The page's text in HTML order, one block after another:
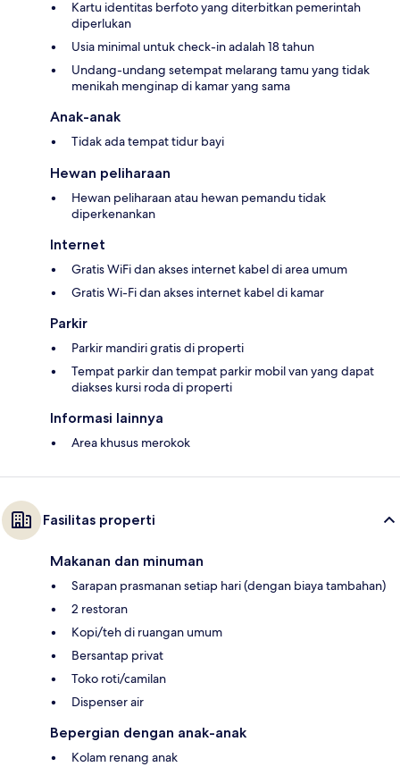
Kartu identitas berfoto yang diterbitkan pemerintah
diperlukan
Usia minimal untuk check-in adalah 18 tahun
Undang-undang setempat melarang tamu yang tidak
menikah menginap di kamar yang sama
Anak-anak
Tidak ada tempat tidur bayi
Hewan peliharaan
Hewan peliharaan atau hewan pemandu tidak
diperkenankan
Internet
Gratis WiFi dan akses internet kabel di area umum
Gratis Wi-Fi dan akses internet kabel di kamar
Parkir
Parkir mandiri gratis di properti
Tempat parkir dan tempat parkir mobil van yang dapat
diakses kursi roda di properti
Informasi lainnya
Area khusus merokok
Fasilitas properti
Makanan dan minuman
Sarapan prasmanan setiap hari (dengan biaya tambahan)
2 restoran
Kopi/teh di ruangan umum
Bersantap privat
Toko roti/camilan
Dispenser air
Bepergian dengan anak-anak
Kolam renang anak